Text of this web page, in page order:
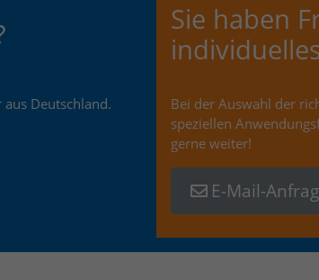
Deutschland.
Sie haben
Bei der Auswahl der
speziellen
gerne weiter!
E-Mail-